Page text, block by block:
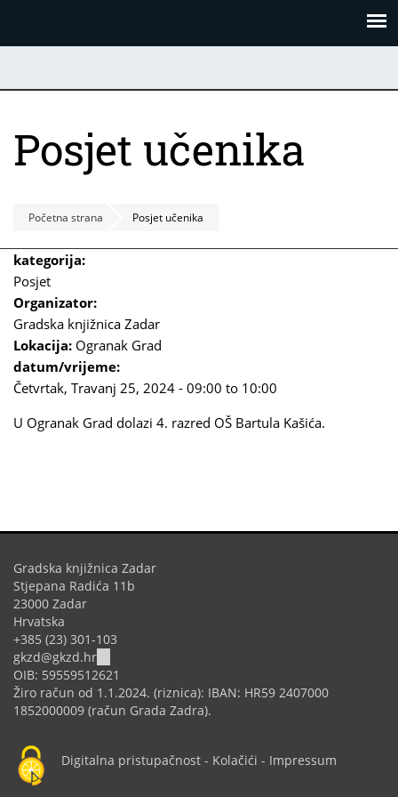
Posjet učenika
Početna strana Posjet učenika
kategorija:
Posjet
Organizator:
Gradska knjižnica Zadar
Lokacija: Ogranak Grad
datum/vrijeme:
Četvrtak, Travanj 25, 2024 - 09:00 to 10:00
U Ogranak Grad dolazi 4. razred OŠ Bartula Kašića.
Gradska knjižnica Zadar
Stjepana Radića 11b
23000 Zadar
Hrvatska
+385 (23) 301-103
gkzd@gkzd.hr
sends
e-
mail)
OIB: 59559512621
Žiro račun od 1.1.2024. (riznica): IBAN: HR59 2407000
1852000009 (račun Grada Zadra).
Digitalna pristupačnost - Kolačići - Impressum